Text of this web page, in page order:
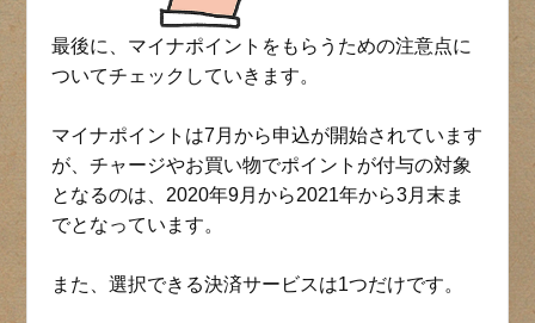
最後に、マイナポイントをもらうための注意点に
ついてチェックしていきます。
マイナポイントは7月から申込が開始されています
が、チャージやお買い物でポイントが付与の対象
となるのは、2020年9月から2021年から3月末ま
でとなっています。
また、選択できる決済サービスは1つだけです。